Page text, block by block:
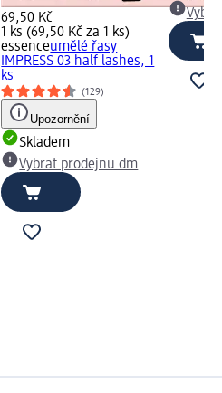
69,50 Kč
1 ks (69,50 Kč za 1 ks)
essenceumělé řasy
IMPRESS 03 half lashes, 1
ks
(129)
Upozornění
Skladem
Vybrat prodejnu dm